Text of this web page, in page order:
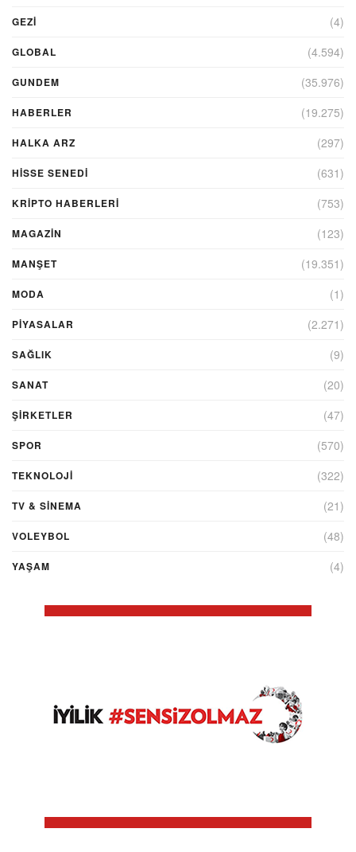
GEZI (4)
GLOBAL (4.594)
GUNDEM (35.976)
HABERLER (19.275)
HALKA ARZ (297)
HİSSE SENEDİ (631)
KRIPTO HABERLERI (753)
MAGAZİN (123)
MANŞET (19.351)
MODA (1)
PİYASALAR (2.271)
SAĞLIK (9)
SANAT (20)
ŞIRKETLER (47)
SPOR (570)
TEKNOLOJİ (322)
TV & SINEMA (21)
VOLEYBOL (48)
YAŞAM (4)